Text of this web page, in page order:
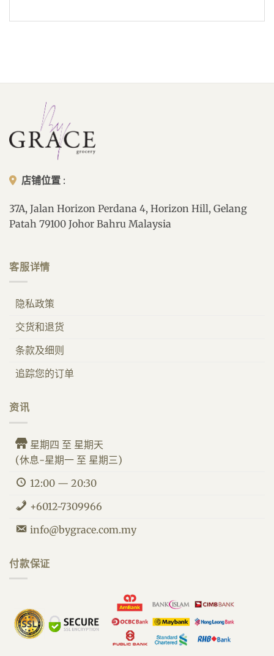
店铺位置 :
37A, Jalan Horizon Perdana 4, Horizon Hill, Gelang
Patah 79100 Johor Bahru Malaysia
客服详情
隐私政策
交货和退货
条款及细则
追踪您的订单
资讯
星期四 至 星期天
(休息-星期一 至 星期三)
12:00 — 20:30
+6012-7309966
info@bygrace.com.my
付款保证